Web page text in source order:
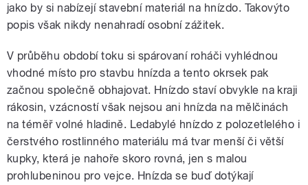
jako by si nabízejí stavební materiál na hnízdo. Takovýto
popis však nikdy nenahradí osobní zážitek.
V průběhu období toku si spárovaní roháči vyhlédnou
vhodné místo pro stavbu hnízda a tento okrsek pak
začnou společně obhajovat. Hnízdo staví obvykle na kraji
rákosin, vzácností však nejsou ani hnízda na mělčinách
na téměř volné hladině. Ledabylé hnízdo z polozetlelého i
čerstvého rostlinného materiálu má tvar menší či větší
kupky, která je nahoře skoro rovná, jen s malou
prohlubeninou pro vejce. Hnízda se buď dotýkají